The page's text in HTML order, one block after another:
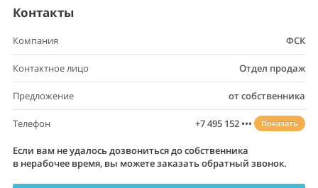
Контакты
Компания ФСК
Контактное лицо Отдел продаж
Предложение от собственника
Телефон +7 495 152 ••• Показать
Если вам не удалось дозвониться до собственника
в нерабочее время, вы можете заказать обратный звонок.